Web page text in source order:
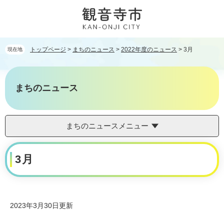
す。
し
本
現在地 トップページ > まちのニュース > 2022年度のニュース > 3月
まちのニュース
まちのニュースメニュー
本
文 3月
2023年3月30日更新